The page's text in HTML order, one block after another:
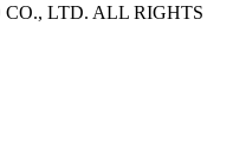
LTD. ALL RIGHTS